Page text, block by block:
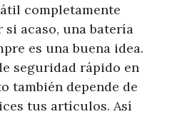
completamente
si acaso, una batería
es una buena idea.
seguridad rápido en
también depende de
tus artículos. Así